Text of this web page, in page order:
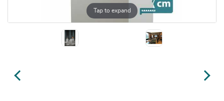
Tap to expand